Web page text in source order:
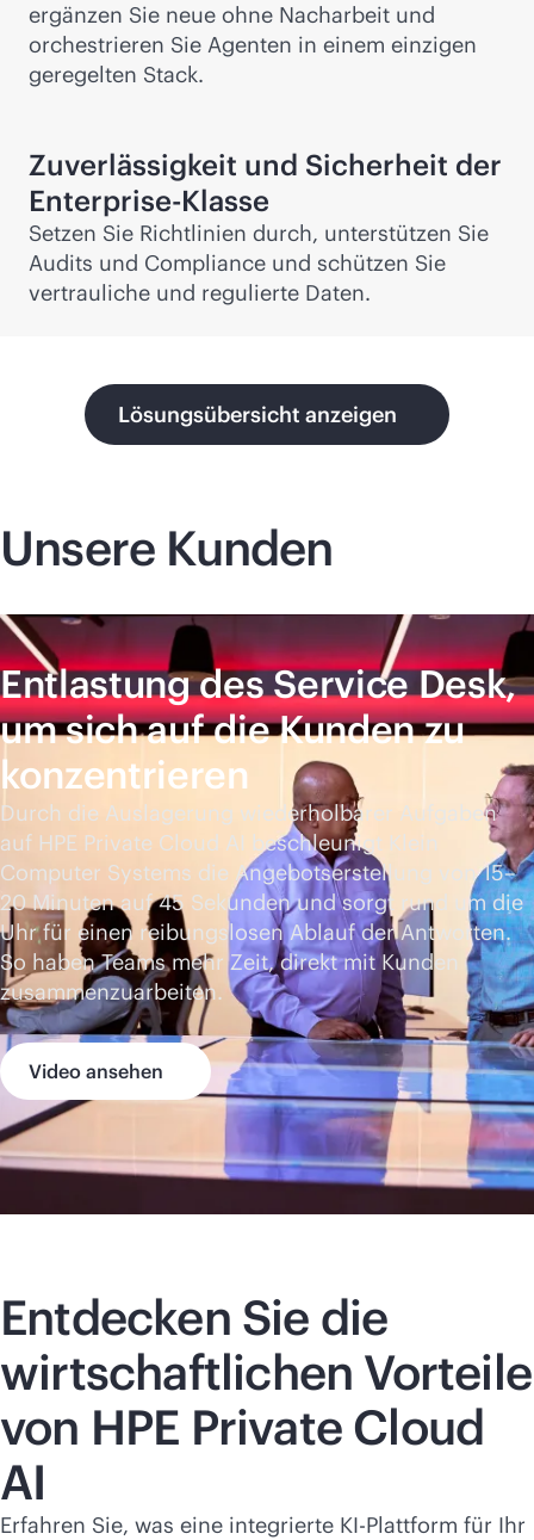
ergänzen Sie neue ohne Nacharbeit und
orchestrieren Sie Agenten in einem einzigen
geregelten Stack.
Zuverlässigkeit und Sicherheit der
Enterprise-Klasse
Setzen Sie Richtlinien durch, unterstützen Sie
Audits und Compliance und schützen Sie
vertrauliche und regulierte Daten.
Lösungsübersicht anzeigen
Unsere Kunden
Entlastung des Service Desk,
um sich auf die Kunden zu
konzentrieren
Durch die Auslagerung wiederholbarer Aufgaben
auf HPE Private Cloud AI beschleunigt Klein
Computer Systems die Angebotserstellung von 15–
20 Minuten auf 45 Sekunden und sorgt rund um die
Uhr für einen reibungslosen Ablauf der Antworten.
So haben Teams mehr Zeit, direkt mit Kunden
zusammenzuarbeiten.
Video ansehen
Entdecken Sie die
wirtschaftlichen Vorteile
von HPE Private Cloud
AI
Erfahren Sie, was eine integrierte KI-Plattform für Ihr